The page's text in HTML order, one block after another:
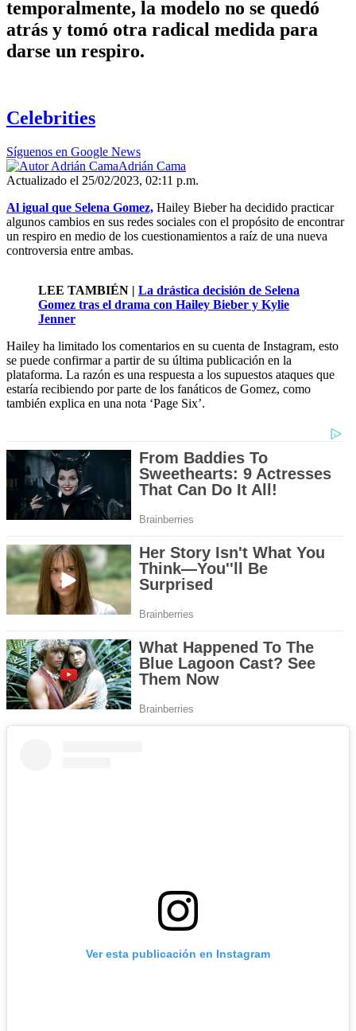
temporalmente, la modelo no se quedó
atrás y tomó otra radical medida para
darse un respiro.
Celebrities
Síguenos en Google News
Adrián Cama
Actualizado el 25/02/2023, 02:11 p.m.
Al igual que Selena Gomez, Hailey Bieber ha decidido practicar
algunos cambios en sus redes sociales con el propósito de encontrar
un respiro en medio de los cuestionamientos a raíz de una nueva
controversia entre ambas.
LEE TAMBIÉN | La drástica decisión de Selena
Gomez tras el drama con Hailey Bieber y Kylie
Jenner
Hailey ha limitado los comentarios en su cuenta de Instagram, esto
se puede confirmar a partir de su última publicación en la
plataforma. La razón es una respuesta a los supuestos ataques que
estaría recibiendo por parte de los fanáticos de Gomez, como
también explica en una nota ‘Page Six’.
Ver esta publicación en Instagram